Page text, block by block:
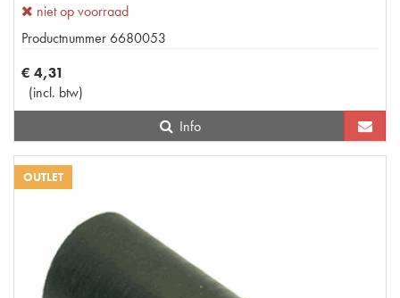
niet op voorraad
Productnummer 6680053
€ 4,31
(incl. btw)
Info
OUTLET